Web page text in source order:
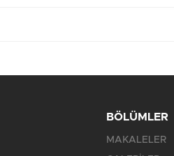
BÖLÜMLER
MAKALELER